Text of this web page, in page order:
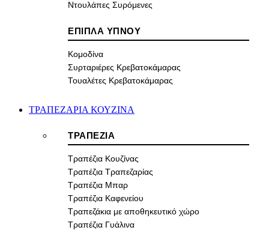
Ντουλάπες Συρόμενες
ΕΠΙΠΛΑ ΥΠΝΟΥ
Κομοδίνα
Συρταριέρες Κρεβατοκάμαρας
Τουαλέτες Κρεβατοκάμαρας
ΤΡΑΠΕΖΑΡΙΑ ΚΟΥΖΙΝΑ
ΤΡΑΠΕΖΙΑ
Τραπέζια Κουζίνας
Τραπέζια Τραπεζαρίας
Τραπέζια Μπαρ
Τραπέζια Καφενείου
Τραπεζάκια με αποθηκευτικό χώρο
Τραπέζια Γυάλινα